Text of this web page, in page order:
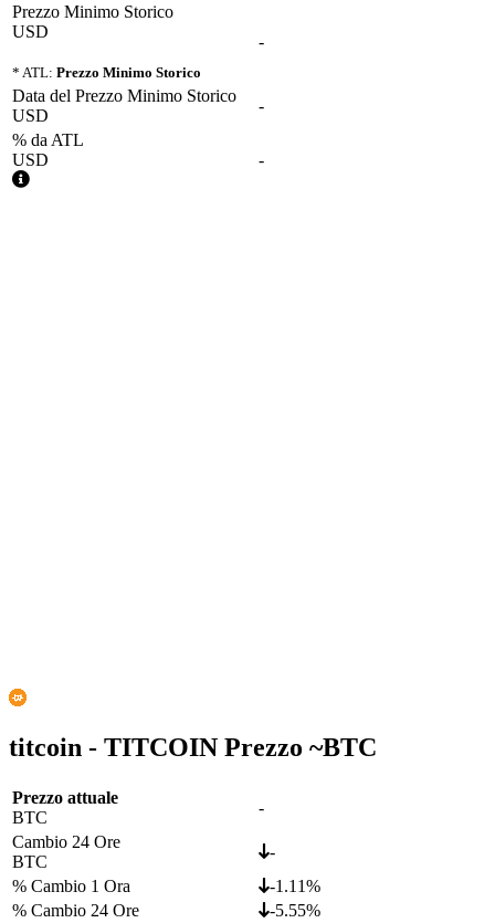
Prezzo Minimo Storico
USD
* ATL: Prezzo Minimo Storico
-
Data del Prezzo Minimo Storico
USD
-
% da ATL
USD
-
titcoin - TITCOIN Prezzo ~BTC
Prezzo attuale
BTC
-
Cambio 24 Ore
BTC
-
% Cambio 1 Ora
-1.11%
% Cambio 24 Ore
-5.55%